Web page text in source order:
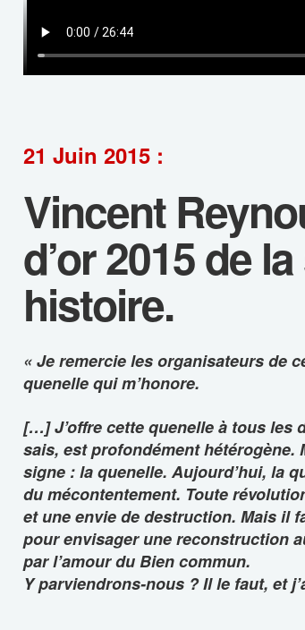
21 Juin 2015 :
Vincent
d’or 2015 de
histoire.
« Je remercie les organisateurs de
quenelle qui m’honore.
[…] J’offre cette quenelle à tous les
sais, est profondément hétérogène.
signe : la quenelle. Aujourd’hui, la
du mécontentement. Toute
et une envie de destruction. Mais il
pour envisager une reconstruction
par l’amour du Bien commun.
Y parviendrons-nous ? Il le faut, et